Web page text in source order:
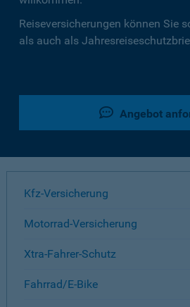
Reiseversicherungen können Sie
als auch als
Angebot
Kfz-Versicherung
Motorrad-Versicherung
Xtra-Fahrer-Schutz
Fahrrad/E-Bike